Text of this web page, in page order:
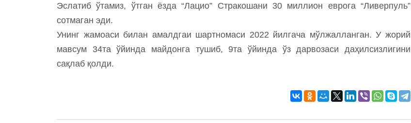
Эслатиб ўтамиз, ўтган ёзда “Лацио” Стракошани 30 миллион еврога “Ливерпуль”
сотмаган эди.
Унинг жамоаси билан амалдгаи шартномаси 2022 йилгача мўлжалланган. У жорий
мавсум 34та ўйинда майдонга тушиб, 9та ўйинда ўз дарвозаси даҳилсизлигини
сақлаб қолди.